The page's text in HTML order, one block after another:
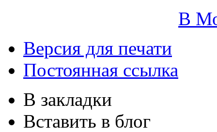
В
Версия для печати
Постоянная ссылка
В закладки
Вставить в блог